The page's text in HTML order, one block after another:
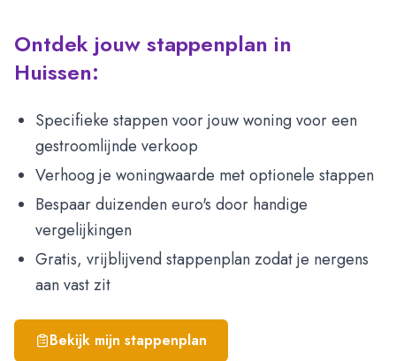
Ontdek jouw stappenplan in
Huissen:
Specifieke stappen voor jouw woning voor een
gestroomlijnde verkoop
Verhoog je woningwaarde met optionele stappen
Bespaar duizenden euro's door handige
vergelijkingen
Gratis, vrijblijvend stappenplan zodat je nergens
aan vast zit
Bekijk mijn stappenplan